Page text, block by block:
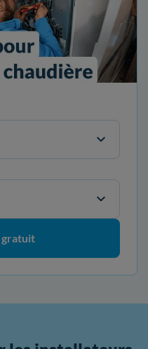
gratuit